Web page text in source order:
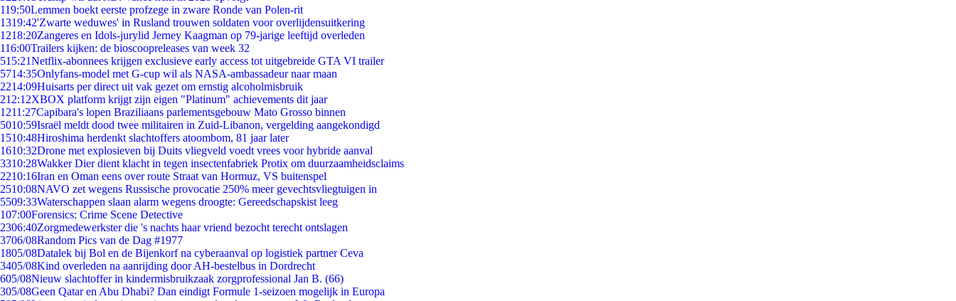
119:50Lemmen boekt eerste profzege in zware Ronde van Polen-rit
1319:42'Zwarte weduwes' in Rusland trouwen soldaten voor overlijdensuitkering
1218:20Zangeres en Idols-jurylid Jerney Kaagman op 79-jarige leeftijd overleden
116:00Trailers kijken: de bioscoopreleases van week 32
515:21Netflix-abonnees krijgen exclusieve early access tot uitgebreide GTA VI trailer
5714:35Onlyfans-model met G-cup wil als NASA-ambassadeur naar maan
2214:09Huisarts per direct uit vak gezet om ernstig alcoholmisbruik
212:12XBOX platform krijgt zijn eigen "Platinum" achievements dit jaar
1211:27Capibara's lopen Braziliaans parlementsgebouw Mato Grosso binnen
5010:59Israël meldt dood twee militairen in Zuid-Libanon, vergelding aangekondigd
1510:48Hiroshima herdenkt slachtoffers atoombom, 81 jaar later
1610:32Drone met explosieven bij Duits vliegveld voedt vrees voor hybride aanval
3310:28Wakker Dier dient klacht in tegen insectenfabriek Protix om duurzaamheidsclaims
2210:16Iran en Oman eens over route Straat van Hormuz, VS buitenspel
2510:08NAVO zet wegens Russische provocatie 250% meer gevechtsvliegtuigen in
5509:33Waterschappen slaan alarm wegens droogte: Gereedschapskist leeg
107:00Forensics: Crime Scene Detective
2306:40Zorgmedewerkster die 's nachts haar vriend bezocht terecht ontslagen
3706/08Random Pics van de Dag #1977
1805/08Datalek bij Bol en de Bijenkorf na cyberaanval op logistiek partner Ceva
3405/08Kind overleden na aanrijding door AH-bestelbus in Dordrecht
605/08Nieuw slachtoffer in kindermisbruikzaak zorgprofessional Jan B. (66)
305/08Geen Qatar en Abu Dhabi? Dan eindigt Formule 1-seizoen mogelijk in Europa